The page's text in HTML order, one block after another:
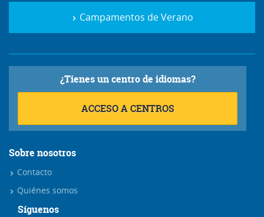
Campamentos de Verano
¿Tienes un centro de idiomas?
ACCESO A CENTROS
Sobre nosotros
Contacto
Quiénes somos
Síguenos